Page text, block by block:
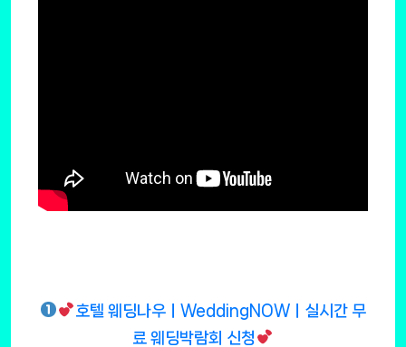
호텔 웨딩나우ㅣWeddingNOWㅣ실시간 무
료 웨딩박람회 신청